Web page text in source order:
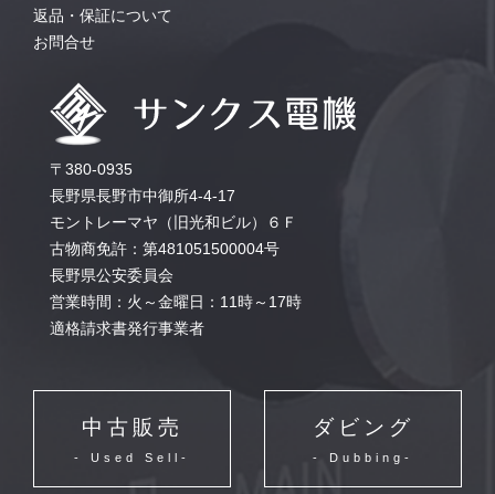
返品・保証について
お問合せ
〒380-0935
長野県長野市中御所4-4-17
モントレーマヤ（旧光和ビル）６Ｆ
古物商免許：第481051500004号
長野県公安委員会
営業時間：火～金曜日：11時～17時
適格請求書発行事業者
中古販売
- Used Sell-
ダビング
- Dubbing-